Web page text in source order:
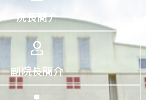
院長簡介
副院長簡介